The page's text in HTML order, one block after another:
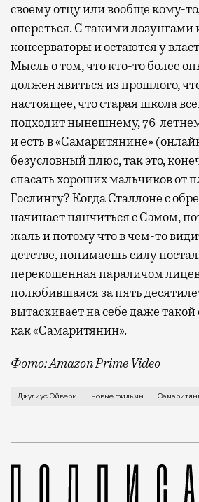
своему отцу или вообще кому-
опереться. С такими
консерваторы и остаются у
Мысль о том, что кто-то более
должен явиться из прошлого,
настоящее, что старая школа
подходит нынешнему, 76-
и есть в «Самаритянине»
безусловный плюс, так это,
спасать хороших мальчиков от
Гослингу? Когда Сталлоне с
начинает нянчиться с Сэмом,
жаль и потому что в чем-то
детстве, понимаешь силу
перекошенная параличом
полюбившаяся за пять
вытаскивает на себе даже
как «Самаритянин».
Фото: Amazon Prime Video
«Вот что бывает, когда
Джулиус Эйвери новые фильмы